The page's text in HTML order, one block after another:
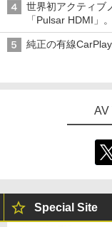
世界初アクティブ
「Pulsar HDMI」
純正の有線
AV
Special Site